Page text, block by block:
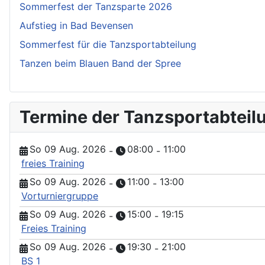
Sommerfest der Tanzsparte 2026
Aufstieg in Bad Bevensen
Sommerfest für die Tanzsportabteilung
Tanzen beim Blauen Band der Spree
Termine der
So 09 Aug. 2026 - 08:00 - 11:00
freies Training
So 09 Aug. 2026 - 11:00 - 13:00
Vorturniergruppe
So 09 Aug. 2026 - 15:00 - 19:15
Freies Training
So 09 Aug. 2026 - 19:30 - 21:00
BS 1